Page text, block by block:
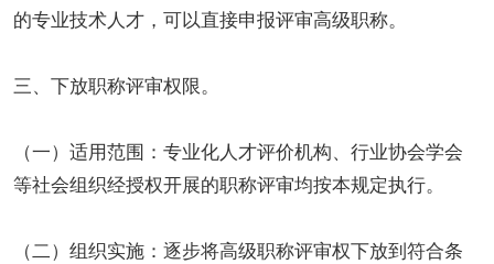
的专业技术人才，可以直接申报评审高级职称。
三、下放职称评审权限。
（一）适用范围：专业化人才评价机构、行业协会学会
等社会组织经授权开展的职称评审均按本规定执行。
（二）组织实施：逐步将高级职称评审权下放到符合条